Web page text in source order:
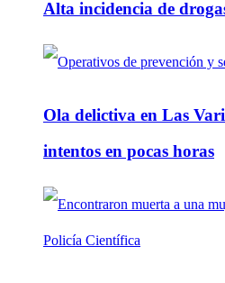
Alta incidencia de
Ola delictiva en Las
intentos en pocas horas